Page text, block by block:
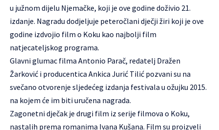
u južnom dijelu Njemačke, koji je ove godine doživio 21.
izdanje. Nagradu dodjeljuje peteročlani dječji žiri koji je ove
godine izdvojio film o Koku kao najbolji film
natjecateljskog programa.
Glavni glumac filma Antonio Parač, redatelj Dražen
Žarković i producentica Ankica Jurić Tilić pozvani su na
svečano otvorenje sljedećeg izdanja festivala u ožujku 2015.
na kojem će im biti uručena nagrada.
Zagonetni dječak je drugi film iz serije filmova o Koku,
nastalih prema romanima Ivana Kušana. Film su proizveli